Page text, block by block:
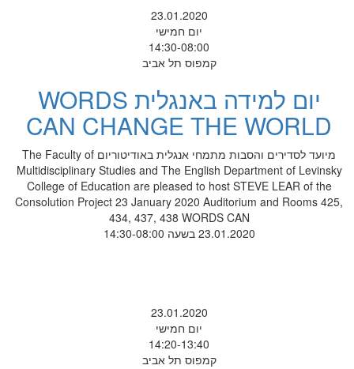
23.01.2020
יום חמישי
14:30-08:00
קמפוס תל אביב
יום למידה באנגלית WORDS
CAN CHANGE THE WORLD
מיועד לסדירים והסבות מתמחי אנגלית באודיטוריום The Faculty of
Multidisciplinary Studies and The English Department of Levinsky
College of Education are pleased to host STEVE LEAR of the
Consolution Project 23 January 2020 Auditorium and Rooms 425,
434, 437, 438 WORDS CAN
23.01.2020 בשעה 14:30-08:00
23.01.2020
יום חמישי
14:20-13:40
קמפוס תל אביב